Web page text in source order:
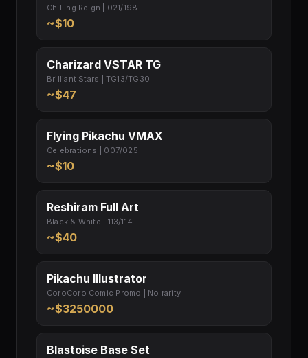
Chilling Reign | 021/198
~$10
Charizard VSTAR TG
Brilliant Stars | TG13/TG30
~$47
Flying Pikachu VMAX
Celebrations | 007/025
~$10
Reshiram Full Art
Black & White | 113/114
~$40
Pikachu Illustrator
CoroCoro Comic Promo | No rarity
~$3250000
Blastoise Base Set